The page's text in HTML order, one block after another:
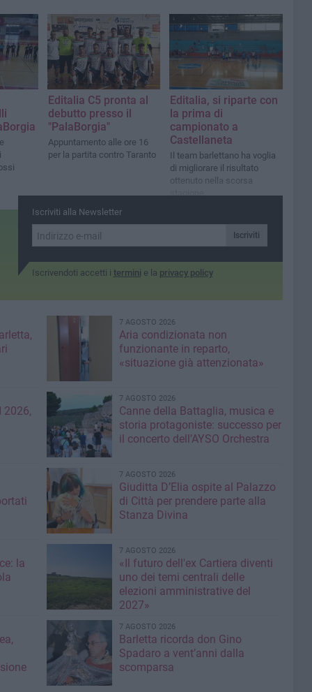
Editalia C5 pronta al
debutto presso il
"PalaBorgia"
Appuntamento alle ore 16
per la partita contro Taranto
Editalia, si riparte con
la prima di
campionato a
Castellaneta
Il team barlettano ha voglia
di migliorare il risultato
ottenuto nella scorsa
stagione
Iscriviti alla Newsletter
Iscriviti
Iscrivendoti accetti i termini e la privacy policy
7 AGOSTO 2026
Aria condizionata non
funzionante in reparto,
«situazione già attenzionata»
2026,
7 AGOSTO 2026
Canne della Battaglia, musica e
storia protagoniste: successo per
il concerto dell’AYSO Orchestra
7 AGOSTO 2026
Giuditta D’Elia ospite al Palazzo
di Città per prendere parte alla
Stanza Divina
la
7 AGOSTO 2026
«Il futuro dell'ex Cartiera diventi
uno dei temi centrali delle
elezioni amministrative del
2027»
7 AGOSTO 2026
Barletta ricorda don Gino
Spadaro a vent’anni dalla
scomparsa